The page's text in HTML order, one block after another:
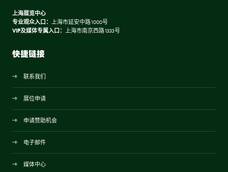
上海展览中心
专业观众入口： 上海市延安中路1000号
VIP及媒体专属入口： 上海市南京西路1333号
快捷链接
联系我们
展位申请
申请赞助机会
电子邮件
媒体中心